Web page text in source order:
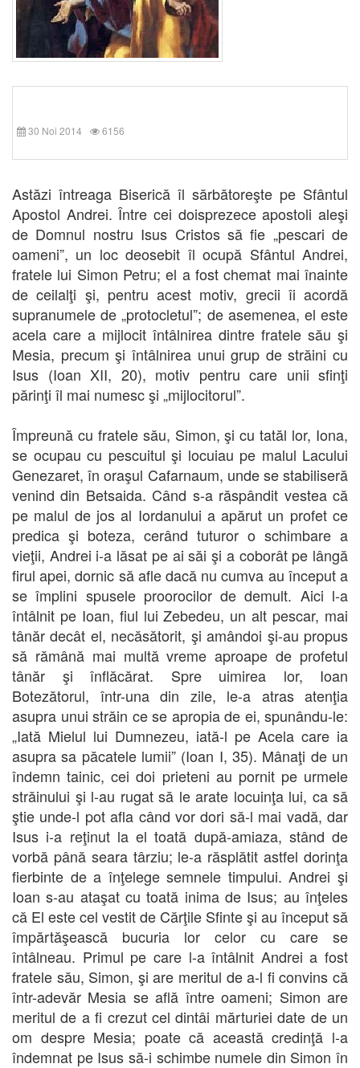
30 Noi 2014 6156
Astăzi întreaga Biserică îl sărbătoreşte pe Sfântul
Apostol Andrei. Între cei doisprezece apostoli aleşi
de Domnul nostru Isus Cristos să fie „pescari de
oameni”, un loc deosebit îl ocupă Sfântul Andrei,
fratele lui Simon Petru; el a fost chemat mai înainte
de ceilalţi şi, pentru acest motiv, grecii îi acordă
supranumele de „protocletul”; de asemenea, el este
acela care a mijlocit întâlnirea dintre fratele său şi
Mesia, precum şi întâlnirea unui grup de străini cu
Isus (Ioan XII, 20), motiv pentru care unii sfinţi
părinţi îl mai numesc şi „mijlocitorul”.
Împreună cu fratele său, Simon, şi cu tatăl lor, Iona,
se ocupau cu pescuitul şi locuiau pe malul Lacului
Genezaret, în oraşul Cafarnaum, unde se stabiliseră
venind din Betsaida. Când s-a răspândit vestea că
pe malul de jos al Iordanului a apărut un profet ce
predica şi boteza, cerând tuturor o schimbare a
vieţii, Andrei i-a lăsat pe ai săi şi a coborât pe lângă
firul apei, dornic să afle dacă nu cumva au început a
se împlini spusele proorocilor de demult. Aici l-a
întâlnit pe Ioan, fiul lui Zebedeu, un alt pescar, mai
tânăr decât el, necăsătorit, şi amândoi şi-au propus
să rămână mai multă vreme aproape de profetul
tânăr şi înflăcărat. Spre uimirea lor, Ioan
Botezătorul, într-una din zile, le-a atras atenţia
asupra unui străin ce se apropia de ei, spunându-le:
„Iată Mielul lui Dumnezeu, iată-l pe Acela care ia
asupra sa păcatele lumii” (Ioan I, 35). Mânaţi de un
îndemn tainic, cei doi prieteni au pornit pe urmele
străinului şi l-au rugat să le arate locuinţa lui, ca să
ştie unde-l pot afla când vor dori să-l mai vadă, dar
Isus i-a reţinut la el toată după-amiaza, stând de
vorbă până seara târziu; le-a răsplătit astfel dorinţa
fierbinte de a înţelege semnele timpului. Andrei şi
Ioan s-au ataşat cu toată inima de Isus; au înţeles
că El este cel vestit de Cărţile Sfinte şi au început să
împărtăşească bucuria lor celor cu care se
întâlneau. Primul pe care l-a întâlnit Andrei a fost
fratele său, Simon, şi are meritul de a-l fi convins că
într-adevăr Mesia se află între oameni; Simon are
meritul de a fi crezut cel dintâi mărturiei date de un
om despre Mesia; poate că această credinţă l-a
îndemnat pe Isus să-i schimbe numele din Simon în